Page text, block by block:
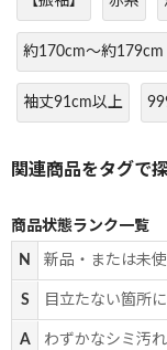
約170cm～約179cm
袖丈91cm以上
商品状態ランク一覧
N 新品・または未
S 目立たない箇所
A わずかなシミ汚